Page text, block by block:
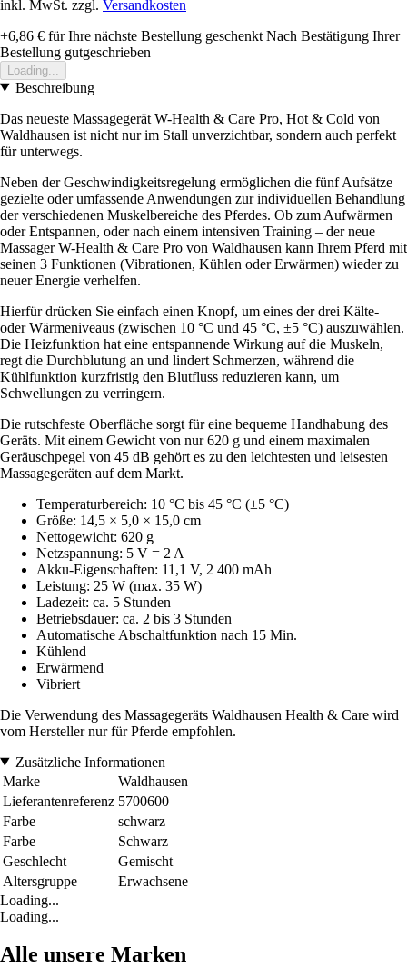
inkl. MwSt. zzgl. Versandkosten
+6,86 € für Ihre nächste Bestellung geschenkt Nach Bestätigung Ihrer
Bestellung gutgeschrieben
Loading...
Beschreibung
Das neueste Massagegerät W-Health & Care Pro, Hot & Cold von
Waldhausen ist nicht nur im Stall unverzichtbar, sondern auch perfekt
für unterwegs.
Neben der Geschwindigkeitsregelung ermöglichen die fünf Aufsätze
gezielte oder umfassende Anwendungen zur individuellen Behandlung
der verschiedenen Muskelbereiche des Pferdes. Ob zum Aufwärmen
oder Entspannen, oder nach einem intensiven Training – der neue
Massager W-Health & Care Pro von Waldhausen kann Ihrem Pferd mit
seinen 3 Funktionen (Vibrationen, Kühlen oder Erwärmen) wieder zu
neuer Energie verhelfen.
Hierfür drücken Sie einfach einen Knopf, um eines der drei Kälte-
oder Wärmeniveaus (zwischen 10 °C und 45 °C, ±5 °C) auszuwählen.
Die Heizfunktion hat eine entspannende Wirkung auf die Muskeln,
regt die Durchblutung an und lindert Schmerzen, während die
Kühlfunktion kurzfristig den Blutfluss reduzieren kann, um
Schwellungen zu verringern.
Die rutschfeste Oberfläche sorgt für eine bequeme Handhabung des
Geräts. Mit einem Gewicht von nur 620 g und einem maximalen
Geräuschpegel von 45 dB gehört es zu den leichtesten und leisesten
Massagegeräten auf dem Markt.
Temperaturbereich: 10 °C bis 45 °C (±5 °C)
Größe: 14,5 × 5,0 × 15,0 cm
Nettogewicht: 620 g
Netzspannung: 5 V = 2 A
Akku-Eigenschaften: 11,1 V, 2 400 mAh
Leistung: 25 W (max. 35 W)
Ladezeit: ca. 5 Stunden
Betriebsdauer: ca. 2 bis 3 Stunden
Automatische Abschaltfunktion nach 15 Min.
Kühlend
Erwärmend
Vibriert
Die Verwendung des Massagegeräts Waldhausen Health & Care wird
vom Hersteller nur für Pferde empfohlen.
Zusätzliche Informationen
Marke
Waldhausen
Lieferantenreferenz 5700600
Farbe
schwarz
Farbe
Schwarz
Geschlecht
Gemischt
Altersgruppe
Erwachsene
Loading...
Loading...
Alle unsere Marken